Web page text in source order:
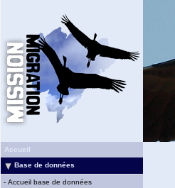
Accueil
Base de données
- Accueil base de données